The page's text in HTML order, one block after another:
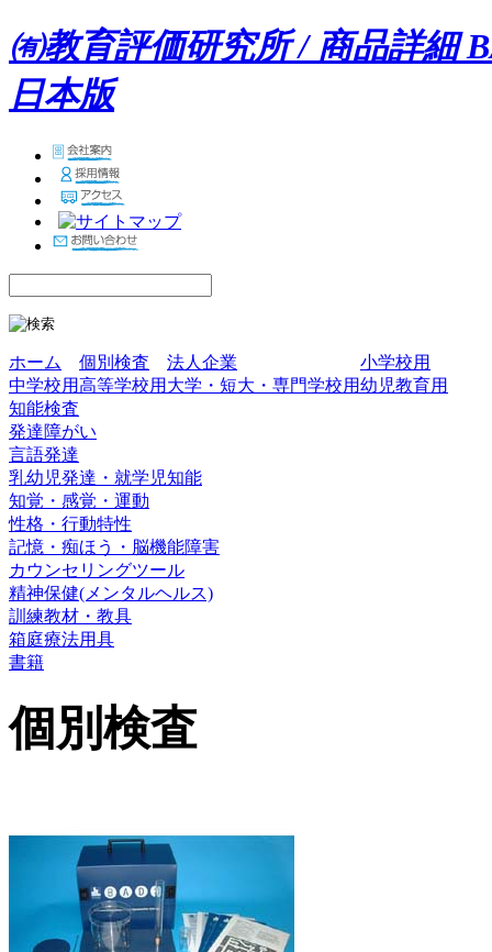
㈲教育評価研究所 / 商品詳細
日本版
ホーム 個別検査 法人企業
小学校用
中学校用高等学校用 大学・短大・専門学校用幼児教育用
知能検査
発達障がい
言語発達
乳幼児発達・就学児知能
知覚・感覚・運動
性格・行動特性
記憶・痴ほう・脳機能障害
カウンセリングツール
精神保健(メンタルヘルス)
訓練教材・教具
箱庭療法用具
書籍
個別検査